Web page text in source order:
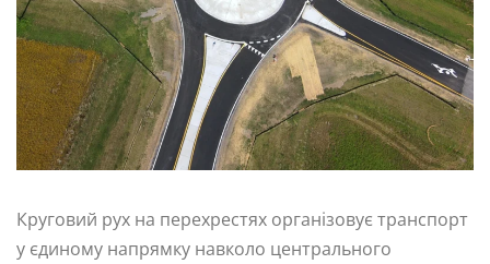
Круговий рух на перехрестях організовує транспорт
у єдиному напрямку навколо центрального